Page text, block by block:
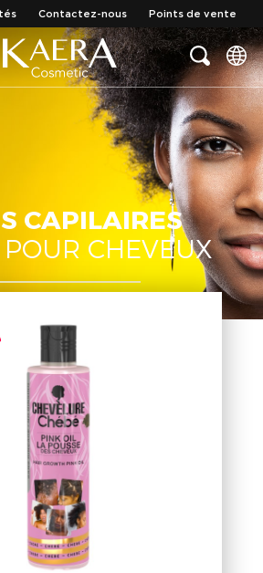
Contactez-nous Points de vente
CAPILAIRES
CHEVEUX